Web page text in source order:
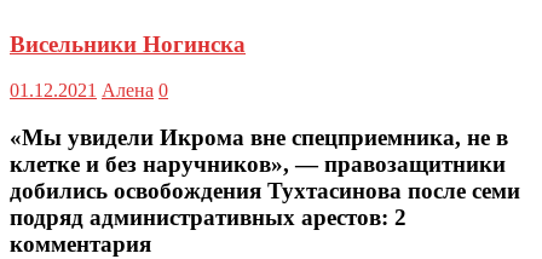
Висельники Ногинска
01.12.2021 Алена 0
«Мы увидели Икрома вне спецприемника, не в
клетке и без наручников», — правозащитники
добились освобождения Тухтасинова после семи
подряд административных арестов: 2
комментария